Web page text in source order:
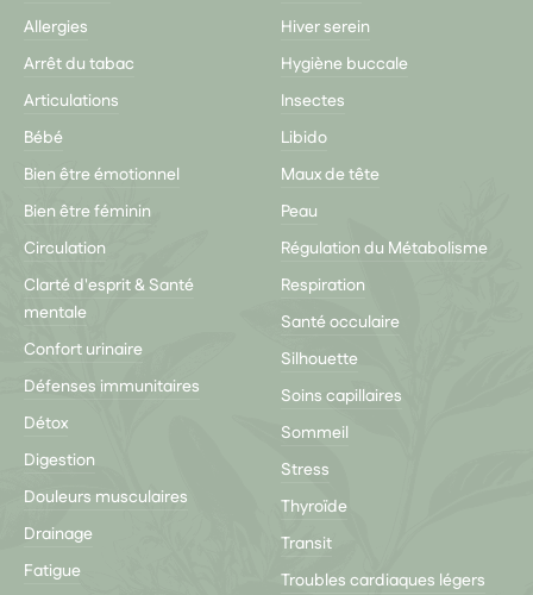
Allergies
Arrêt du tabac
Articulations
Bébé
Bien être émotionnel
Bien être féminin
Circulation
Clarté d'esprit & Santé
mentale
Confort urinaire
Défenses immunitaires
Détox
Digestion
Douleurs musculaires
Drainage
Fatigue
Hiver serein
Hygiène buccale
Insectes
Libido
Maux de tête
Peau
Régulation du Métabolisme
Respiration
Santé occulaire
Silhouette
Soins capillaires
Sommeil
Stress
Thyroïde
Transit
Troubles cardiaques légers